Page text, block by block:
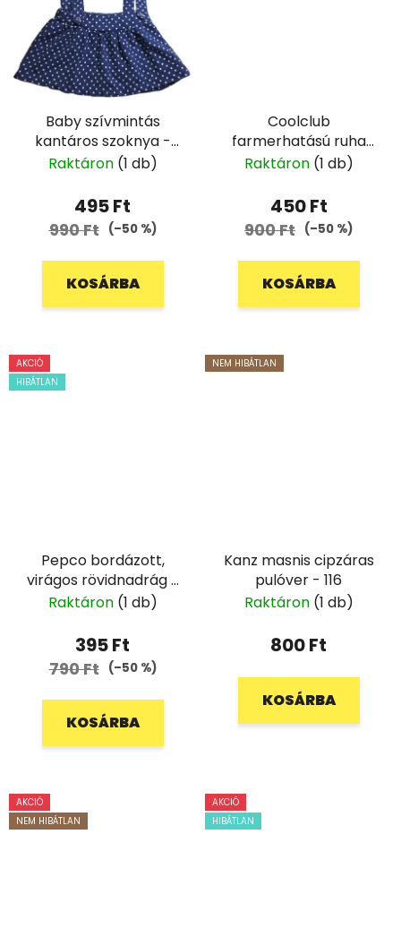
Baby szívmintás
kantáros szoknya -
86
Raktáron (1 db)
495 Ft
990 Ft (–50 %)
KOSÁRBA
Coolclub
farmerhatású ruha
csipkével - 110
Raktáron (1 db)
450 Ft
900 Ft (–50 %)
KOSÁRBA
AKCIÓ
HIBÁTLAN
Pepco bordázott,
virágos rövidnadrág -
92
Raktáron (1 db)
395 Ft
790 Ft (–50 %)
KOSÁRBA
NEM HIBÁTLAN
Kanz masnis cipzáras
pulóver - 116
Raktáron (1 db)
800 Ft
KOSÁRBA
AKCIÓ
NEM HIBÁTLAN
AKCIÓ
HIBÁTLAN